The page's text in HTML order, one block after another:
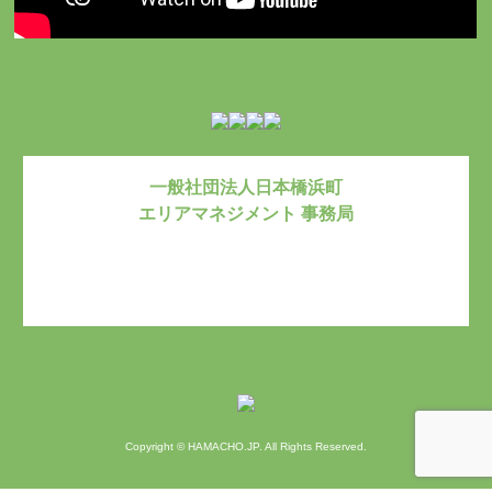
一般社団法人日本橋浜町
エリアマネジメント 事務局
Copyright © HAMACHO.JP. All Rights Reserved.